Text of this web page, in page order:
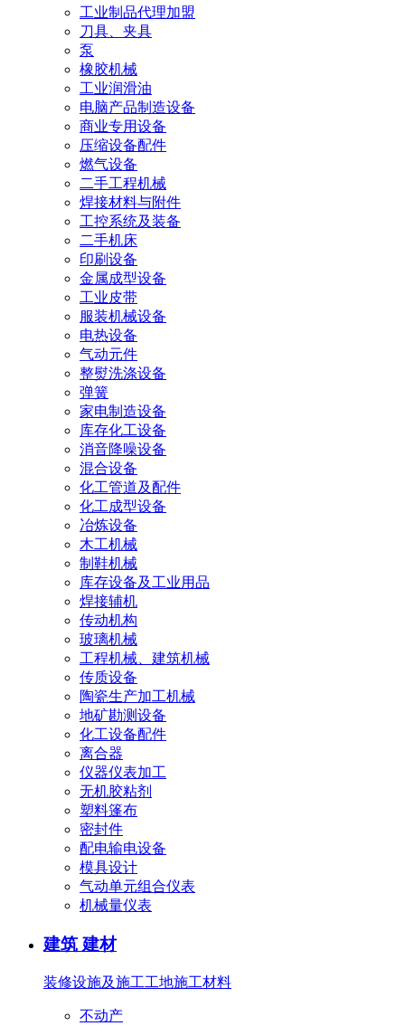
工业制品代理加盟
刀具、夹具
泵
橡胶机械
工业润滑油
电脑产品制造设备
商业专用设备
压缩设备配件
燃气设备
二手工程机械
焊接材料与附件
工控系统及装备
二手机床
印刷设备
金属成型设备
工业皮带
服装机械设备
电热设备
气动元件
整熨洗涤设备
弹簧
家电制造设备
库存化工设备
消音降噪设备
混合设备
化工管道及配件
化工成型设备
冶炼设备
木工机械
制鞋机械
库存设备及工业用品
焊接辅机
传动机构
玻璃机械
工程机械、建筑机械
传质设备
陶瓷生产加工机械
地矿勘测设备
化工设备配件
离合器
仪器仪表加工
无机胶粘剂
塑料篷布
密封件
配电输电设备
模具设计
气动单元组合仪表
机械量仪表
建筑 建材
装修设施及施工工地施工材料
不动产